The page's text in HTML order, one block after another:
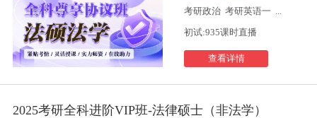
考研政治 考研英语一 ...
初试:935课时直播
查看详情
2025考研全科进阶VIP班-法律硕士（非法学）